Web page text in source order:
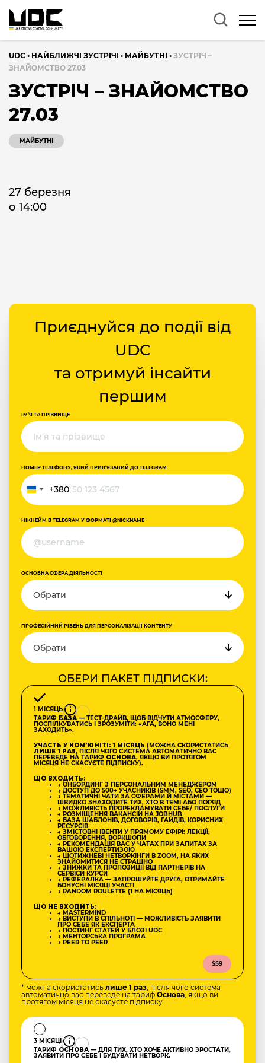
UDC • НАЙБЛИЖЧІ ЗУСТРІЧІ • МАЙБУТНІ • ЗУСТРІЧ –
ЗНАЙОМСТВО 27.03
ЗУСТРІЧ – ЗНАЙОМСТВО
27.03
МАЙБУТНІ
27 березня
о 14:00
Приєднуйся до події від
UDC
та отримуй інсайти
першим
ІМ‘Я ТА ПРІЗВИЩЕ
НОМЕР ТЕЛЕФОНУ, ЯКИЙ ПРИВ‘ЯЗАНИЙ ДО TELEGRAM
Ukraine
+380
+380
НІКНЕЙМ В TELEGRAM У ФОРМАТІ @NICKNAME
ОСНОВНА СФЕРА ДІЯЛЬНОСТІ
ПРОФЕСІЙНИЙ РІВЕНЬ ДЛЯ ПЕРСОНАЛІЗАЦІЇ КОНТЕНТУ
ОБЕРИ ПАКЕТ ПІДПИСКИ:
1 МІСЯЦЬ
ТАРИФ БАЗА— ТЕСТ-ДРАЙВ, ЩОБ ВІДЧУТИ АТМОСФЕРУ,
ПОСПІЛКУВАТИСЬ І ЗРОЗУМІТИ: «АГА, ВОНО МЕНІ
ЗАХОДИТЬ».
УЧАСТЬ У КОМʼЮНІТІ: 1 МІСЯЦЬ (МОЖНА СКОРИСТАТИСЬ
ЛИШЕ 1 РАЗ, ПІСЛЯ ЧОГО СИСТЕМА АВТОМАТИЧНО ВАС
ПЕРЕВЕДЕ НА ТАРИФ ОСНОВА, ЯКЩО ВИ ПРОТЯГОМ
МІСЯЦЯ НЕ СКАСУЄТЕ ПІДПИСКУ).
ЩО ВХОДИТЬ:
→ ОНБОРДИНГ З ПЕРСОНАЛЬНИМ МЕНЕДЖЕРОМ
→ ДОСТУП ДО 500+ УЧАСНИКІВ (SMM, SEO, CEO ТОЩО)
→ ТЕМАТИЧНІ ЧАТИ ЗА СФЕРАМИ Й МІСТАМИ —
ШВИДКО ЗНАХОДИТЕ ТИХ, ХТО В ТЕМІ АБО ПОРЯД
→ МОЖЛИВІСТЬ ПРОРЕКЛАМУВАТИ СЕБЕ/ ПОСЛУГИ
→ РОЗМІЩЕННЯ ВАКАНСІЙ НА JOBHUB
→ БАЗА ШАБЛОНІВ, ДОГОВОРІВ, ГАЙДІВ, КОРИСНИХ
РЕСУРСІВ
→ ЗМІСТОВНІ ІВЕНТИ У ПРЯМОМУ ЕФІРІ: ЛЕКЦІЇ,
ОБГОВОРЕННЯ, ВОРКШОПИ
→ РЕКОМЕНДАЦІЯ ВАС У ЧАТАХ ПРИ ЗАПИТАХ ЗА
ВАШОЮ ЕКСПЕРТИЗОЮ
→ ЩОТИЖНЕВІ НЕТВОРКІНГИ В ZOOM, НА ЯКИХ
ЗНАЙОМИТИСЯ НЕ СТРАШНО
→ ЗНИЖКИ ТА ПРОПОЗИЦІЇ ВІД ПАРТНЕРІВ НА
СЕРВІСИ КУРСИ
→ РЕФЕРАЛКА — ЗАПРОШУЙТЕ ДРУГА, ОТРИМАЙТЕ
БОНУСНІ МІСЯЦІ УЧАСТІ
→ RANDOM ROULETTE (1 НА МІСЯЦЬ)
ЩО НЕ ВХОДИТЬ:
→ MASTERMIND
→ ВИСТУПИ В СПІЛЬНОТІ — МОЖЛИВІСТЬ ЗАЯВИТИ
ПРО СЕБЕ ЯК ЕКСПЕРТА
→ ПОСТИНГ СТАТЕЙ У БЛОЗІ UDC
→ МЕНТОРСЬКА ПРОГРАМА
→ PEER TO PEER
$59
* можна скористатись лише 1 раз, після чого система
автоматично вас переведе на тариф Основа, якщо ви
протягом місяця не скасуєте підписку
3 МІСЯЦІ
ТАРИФ ОСНОВА — ДЛЯ ТИХ, ХТО ХОЧЕ АКТИВНО ЗРОСТАТИ,
ЗАЯВИТИ ПРО СЕБЕ І БУДУВАТИ НЕТВОРК.